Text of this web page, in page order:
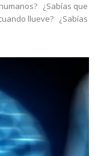
¿Sabías que
llueve? ¿Sabías